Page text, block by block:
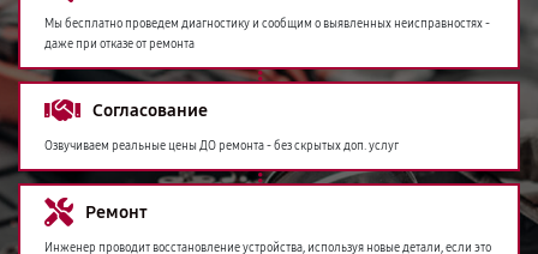
Мы бесплатно проведем диагностику и сообщим о выявленных неисправностях -
даже при отказе от ремонта
Согласование
Озвучиваем реальные цены ДО ремонта - без скрытых доп. услуг
Ремонт
Инженер проводит восстановление устройства, используя новые детали, если это